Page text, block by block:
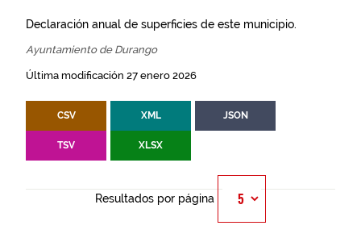
Declaración anual de superficies de este municipio.
Ayuntamiento de Durango
Última modificación 27 enero 2026
CSV XML JSON
TSV XLSX
Resultados por página